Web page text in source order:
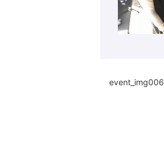
event_img006